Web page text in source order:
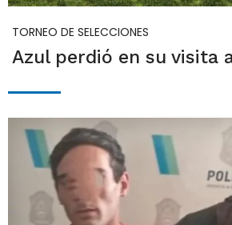
TORNEO DE SELECCIONES
Azul perdió en su visita